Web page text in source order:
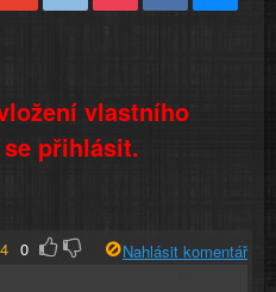
vlastního
přihlásit.
0 Nahlásit komentář